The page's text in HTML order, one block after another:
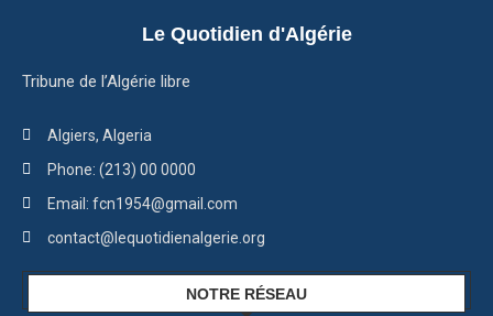
Le Quotidien d'Algérie
Tribune de l’Algérie libre
Algiers, Algeria
Phone: (213) 00 0000
Email: fcn1954@gmail.com
contact@lequotidienalgerie.org
NOTRE RÉSEAU